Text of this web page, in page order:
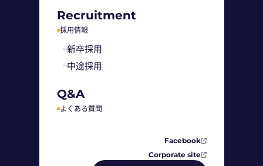
Recruitment
採用情報
新卒採用
中途採用
Q&A
よくある質問
Facebook
Corporate site